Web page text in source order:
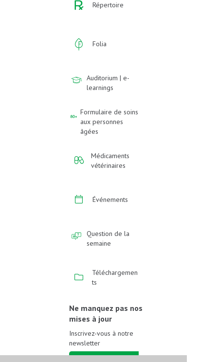
Répertoire
Folia
Auditorium | e-
learnings
Formulaire de soins
aux personnes
âgées
Médicaments
vétérinaires
Événements
Question de la
semaine
Téléchargemen
ts
Ne manquez pas nos
mises à jour
Inscrivez-vous à notre
newsletter